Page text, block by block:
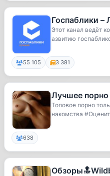
Госпаблики –
Этот канал ведёт
азвитию
55 105 3 381
Лучшее порно
Топовое порно
накомства
638